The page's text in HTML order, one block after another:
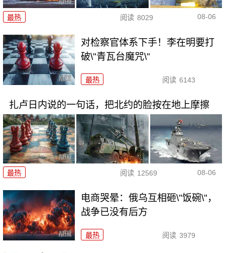
最热 阅读 8029 08-06
对检察官体系下手！李在明要打
破\"青瓦台魔咒\"
最热 阅读 6143
扎卢日内说的一句话，把北约的脸按在地上摩擦
最热 阅读 12569 08-06
电商哭晕：俄乌互相砸\"饭碗\"，
战争已没有后方
最热 阅读 3979